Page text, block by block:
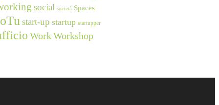
social società Spaces
start-up startup startupper
WorkWorkshop